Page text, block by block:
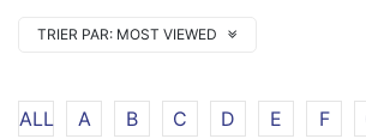
TRIER PAR: MOST VIEWED
ALL A B C D E F